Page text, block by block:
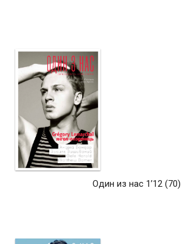
Один из нас 1’12 (70)